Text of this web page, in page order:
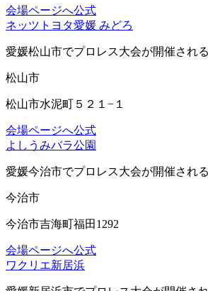
会場ページへ公式
ネッツトヨタ愛媛 みどろ
愛媛松山市でプロレス大会が開催され
松山市
松山市水泥町５２１−１
会場ページへ公式
よしうみバラ公園
愛媛今治市でプロレス大会が開催され
今治市
今治市吉海町福田1292
会場ページへ公式
ワクリエ新居浜